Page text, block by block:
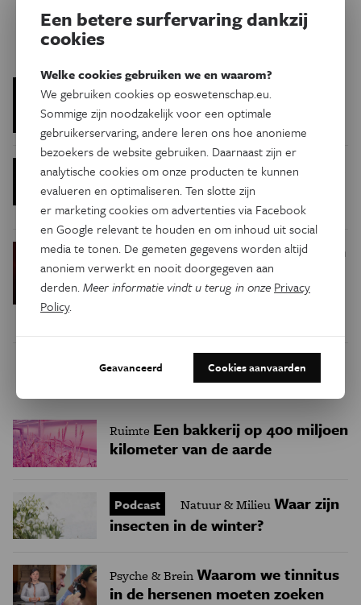
Gerelateerde artikels
Ruimte Dubbele grindbak
Ruimte De zonsverduistering is hét
moment voor wetenschappelijke
experimenten
Ruimte Roterend planetenstelsel in
wording
Trending
Ruimte Een bakkerij op 400 miljoen
kilometer van de aarde
Podcast Natuur & MilieuWaar zijn
insecten in de winter?
Psyche & BreinWaarom we tinnitus
in de hersenen moeten zoeken
Een betere surfervaring dankzij
cookies
Welke cookies gebruiken we en waarom?
We gebruiken cookies op eoswetenschap.eu.
Sommige zijn noodzakelijk voor een optimale
gebruikerservaring, andere leren ons hoe anonieme
bezoekers de website gebruiken. Daarnaast zijn er
analytische cookies om onze producten te kunnen
evalueren en optimaliseren. Ten slotte zijn
er marketing cookies om advertenties via Facebook
en Google relevant te houden en om inhoud uit social
media te tonen. De gemeten gegevens worden altijd
anoniem verwerkt en nooit doorgegeven aan
derden.Meer informatie vindt u terug in onze Privacy
Policy.
Geavanceerd Cookies aanvaarden